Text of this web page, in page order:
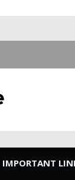
IMPORTANT